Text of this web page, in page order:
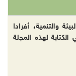
والتنمية، أفرادا
لهذه المجلة